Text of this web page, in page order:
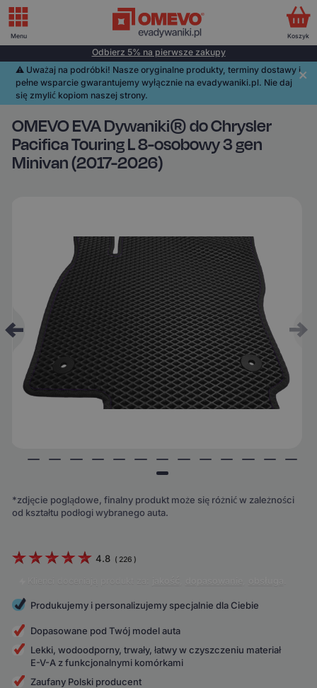
Odbierz 5% na pierwsze zakupy
⚠️️ Uważaj na podróbki! Nasze oryginalne produkty, terminy dostawy i
pełne wsparcie gwarantujemy wyłącznie na evadywaniki.pl. Nie daj
się zmylić kopiom naszej strony.
OMEVO EVA Dywaniki® do Chrysler
Pacifica Touring L 8-osobowy 3 gen
Minivan (2017-2026)
*zdjęcie poglądowe, finalny produkt może się różnić w zależności
od kształtu podłogi wybranego auta.
4.8 ( 226 )
Klienci doceniają produkt za: dopasowanie
Produkujemy i personalizujemy specjalnie dla Ciebie
Dopasowane pod Twój model auta
Lekki, wodoodporny, trwały, łatwy w czyszczeniu materiał
E-V-A z funkcjonalnymi komórkami
Zaufany Polski producent
Menu Koszyk